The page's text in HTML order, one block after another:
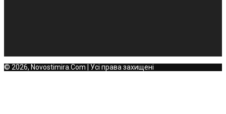
© 2026, Novostimira.Com | Усі права захищені